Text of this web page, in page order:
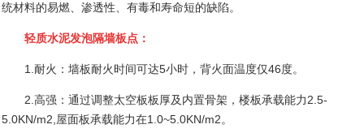
统材料的易燃、渗透性、有毒和寿命短的缺陷。
轻质水泥发泡隔墙板点：
1.耐火：墙板耐火时间可达5小时，背火面温度仅46度。
2.高强：通过调整太空板板厚及内置骨架，楼板承载能力2.5-
5.0KN/m2, 屋面板承载能力在1.0~5.0KN/m2。